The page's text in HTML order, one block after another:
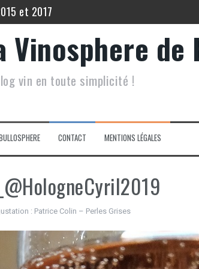
et 2017
de Lynch Bages 2012
du Grand Mayne 2015.
Les Vénérables 2020
Vinosphere de
vin en toute simplicité !
CONTACT MENTIONS LÉGALES
: Patrice Colin – Perles Grises